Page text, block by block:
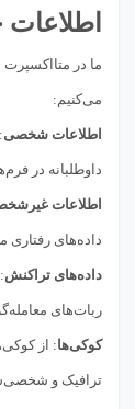
ما در متااکسپرت
می‌کنیم:
اطلاعات شخصی
داوطلبانه در
اطلاعات
داده‌های رفتاری
داده‌های تراکنش
ربات‌های
کوکی‌ها: از
ترافیک و